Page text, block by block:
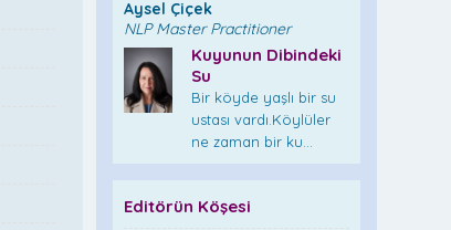
Aysel Çiçek
NLP Master Practitioner
Kuyunun Dibindeki
Su
Bir köyde yaşlı bir su
ustası vardı.Köylüler
ne zaman bir ku...
Editörün Köşesi